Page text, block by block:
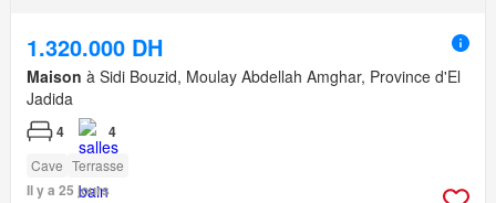
1.320.000 DH
Maison à Sidi Bouzid, Moulay Abdellah Amghar, Province d'El
Jadida
4 4
Cave Terrasse
Il y a 25 jours